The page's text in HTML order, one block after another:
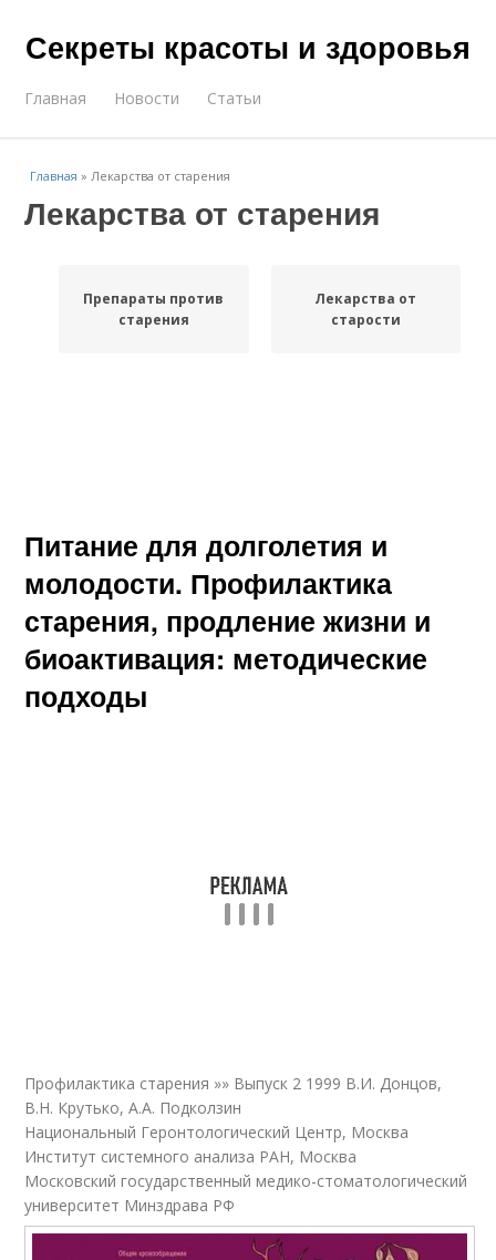
Секреты красоты и здоровья
Главная Новости Статьи
Главная »Лекарства от старения
Лекарства от старения
Препараты против
старения
Лекарства от
старости
Питание для долголетия и
молодости. Профилактика
старения, продление жизни и
биоактивация: методические
подходы
Профилактика старения »» Выпуск 2 1999 В.И. Донцов,
В.Н. Крутько, А.А. Подколзин
Национальный Геронтологический Центр, Москва
Институт системного анализа РАН, Москва
Московский государственный медико-стоматологический
университет Минздрава РФ